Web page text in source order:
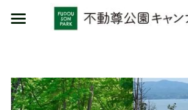
キャンプ
イベント